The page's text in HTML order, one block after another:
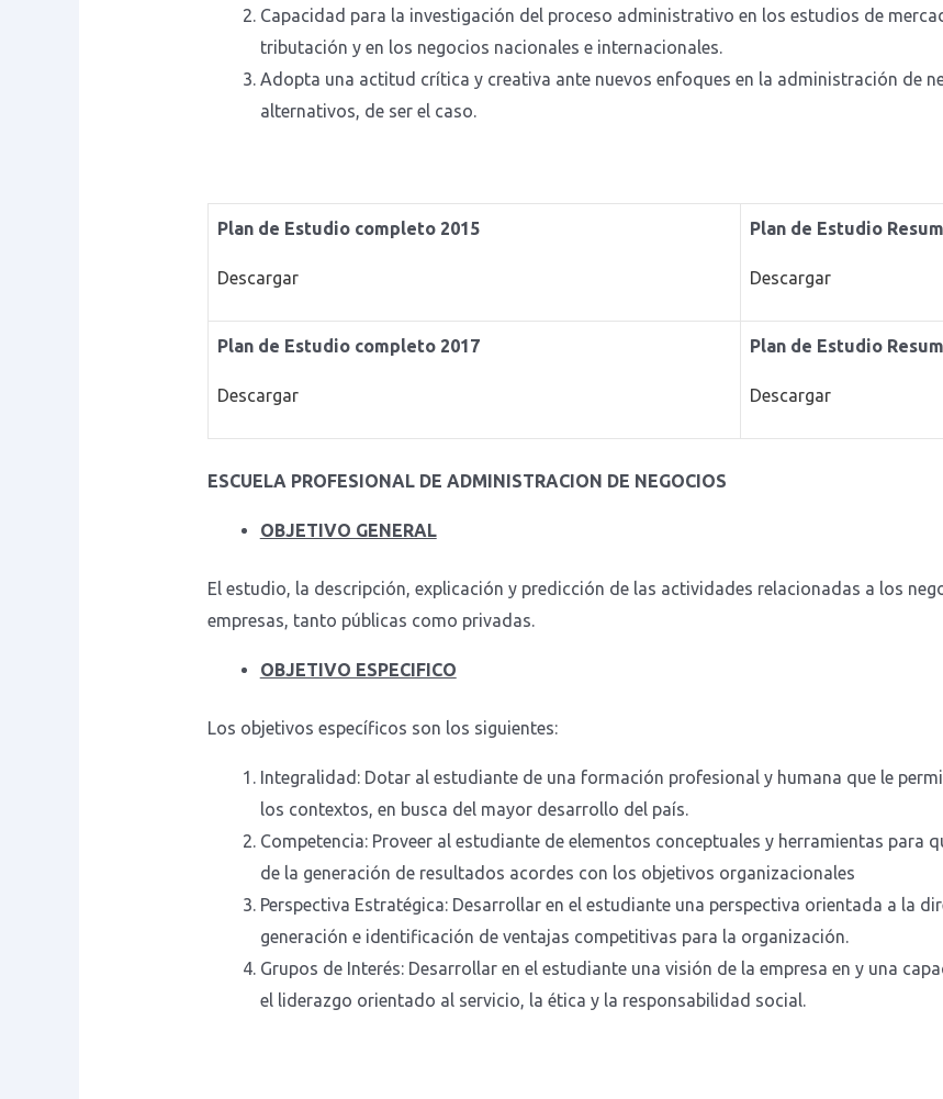
Capacidad para la investigación del proceso administrativo en los estudios de
tributación y en los negocios nacionales e internacionales.
Adopta una actitud crítica y creativa ante nuevos enfoques en la administración de
alternativos, de ser el caso.
Plan de Estudio completo 2015
Descargar
Plan de Estudio
Descargar
Plan de Estudio completo 2017
Descargar
Plan de Estudio
Descargar
ESCUELA PROFESIONAL DE ADMINISTRACION DE NEGOCIOS
OBJETIVO GENERAL
El estudio, la descripción, explicación y predicción de las actividades relacionadas a los
empresas, tanto públicas como privadas.
OBJETIVO ESPECIFICO
Los objetivos específicos son los siguientes:
Integralidad: Dotar al estudiante de una formación profesional y humana que le
los contextos, en busca del mayor desarrollo del país.
Competencia: Proveer al estudiante de elementos conceptuales y herramientas para
de la generación de resultados acordes con los objetivos organizacionales
Perspectiva Estratégica: Desarrollar en el estudiante una perspectiva orientada a la
generación e identificación de ventajas competitivas para la organización.
Grupos de Interés: Desarrollar en el estudiante una visión de la empresa en y una
el liderazgo orientado al servicio, la ética y la responsabilidad social.